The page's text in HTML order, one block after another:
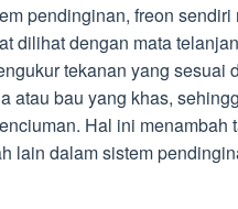
pendinginan, freon
dilihat dengan mata
tekanan yang sesuai
atau bau yang khas,
Hal ini menambah
lain dalam sistem